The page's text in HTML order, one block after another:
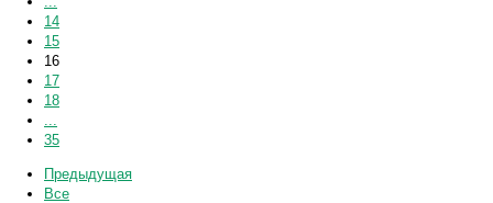
14
15
16
17
18
35
Предыдущая
Все